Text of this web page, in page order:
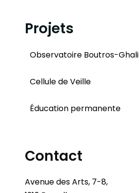
Projets
Observatoire Boutros-Ghali
Cellule de Veille
Éducation permanente
Contact
Avenue des Arts, 7-8,